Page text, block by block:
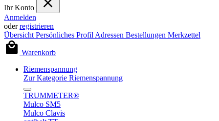
Ihr Konto
Anmelden
oderregistrieren
Übersicht Persönliches Profil Adressen Bestellungen Merkzettel
Warenkorb
Riemenspannung
Zur Kategorie Riemenspannung
TRUMMETER®
Mulco SM5
Mulco Clavis